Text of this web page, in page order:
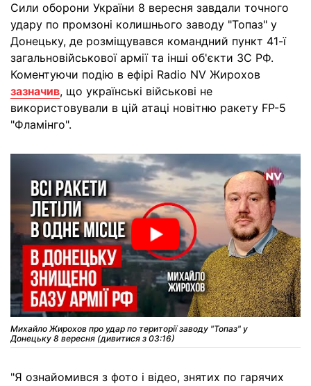
Сили оборони України 8 вересня завдали точного
удару по промзоні колишнього заводу "Топаз" у
Донецьку, де розміщувався командний пункт 41-ї
загальновійськової армії та інші об'єкти ЗС РФ.
Коментуючи подію в ефірі Radio NV Жирохов
зазначив, що українські військові не
використовували в цій атаці новітню ракету FP-5
"Фламінго".
Михайло Жирохов про удар по території заводу "Топаз" у
Донецьку 8 вересня (дивитися з 03:16)
"Я ознайомився з фото і відео, знятих по гарячих